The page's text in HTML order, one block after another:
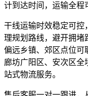
计到达时间，运输全程
干线运输时效稳定可控
理规划路线，避开拥堵
偏远乡镇、郊区点位可
廊坊广阳区、安次区
站式物流服务。